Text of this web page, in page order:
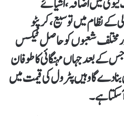
نظام میں توسیع، کرپٹو
مختلف شعبوں کو حاصل ٹیکس
کے بعد جہاں مہنگائی کا طوفان
دے گا وہیں پٹرول کی قیمت میں
سکتا ہے۔